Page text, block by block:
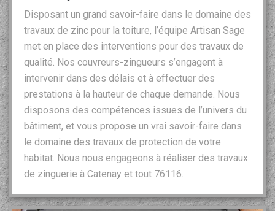
Disposant un grand savoir-faire dans le domaine des
travaux de zinc pour la toiture, l’équipe Artisan Sage
met en place des interventions pour des travaux de
qualité. Nos couvreurs-zingueurs s’engagent à
intervenir dans des délais et à effectuer des
prestations à la hauteur de chaque demande. Nous
disposons des compétences issues de l’univers du
bâtiment, et vous propose un vrai savoir-faire dans
le domaine des travaux de protection de votre
habitat. Nous nous engageons à réaliser des travaux
de zinguerie à Catenay et tout 76116.